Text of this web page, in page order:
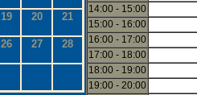
19 20 21
26 27 28
14:00 - 15:00
15:00 - 16:00
16:00 - 17:00
17:00 - 18:00
18:00 - 19:00
19:00 - 20:00